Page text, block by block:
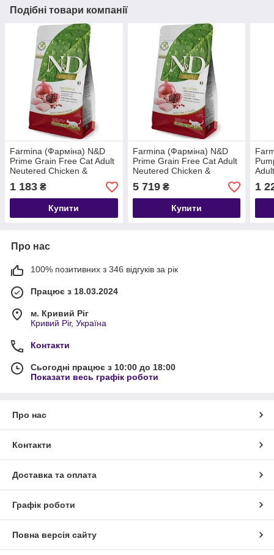
Подібні товари компанії
Farmina (Фарміна) N&D
Prime Grain Free Cat Adult
Neutered Chicken &
Pomegranate Беззерновий
корм для стерилізованих
котів 1,5 кг
1 183 ₴
Купити
Farmina (Фарміна) N&D
Prime Grain Free Cat Adult
Neutered Chicken &
Pomegranate Беззерновий
корм для стерилізованих
котів 10 кг
5 719₴
Купити
1
Про нас
100% позитивних з 346 відгуків за рік
Працює з 18.03.2024
м. Кривий Ріг
Кривий Ріг, Україна
Контакти
Сьогодні працює з 10:00 до 18:00
Показати весь графік роботи
Про нас
Контакти
Доставка та оплата
Графік роботи
Повна версія сайту